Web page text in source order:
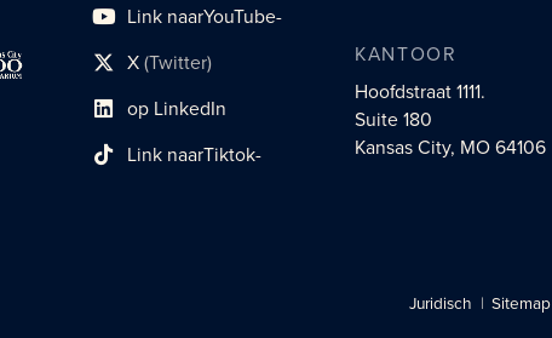
Link naarYouTube-
sociaal profiel
X(Twitter)
sociaal profiellink
Link naar sociaal profiel
op LinkedIn
Link naarTiktok-
sociaalprofiel
KANTOOR
Hoofdstraat 1111.
Suite 180
Kansas City, MO 64106
Juridisch Sitemap